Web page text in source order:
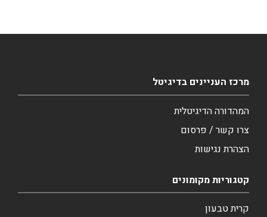
מרכז העניינים בדיגיטל
המהדורה הדיגיטלית
צרו קשר / פרסום
הצהרת נגישות
קטגוריות מקומונים
קרית טבעון